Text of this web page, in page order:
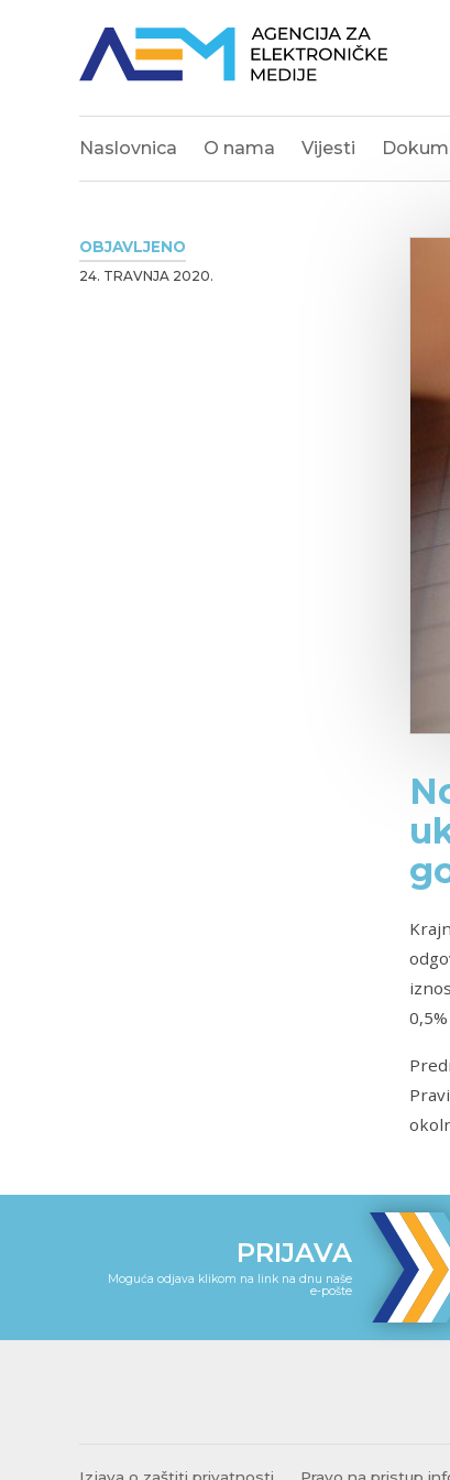
Naslovnica O nama Vijesti
OBJAVLJENO
24. TRAVNJA 2020.
PRIJAVA
Moguća odjava klikom na link na dnu naše
e-pošte